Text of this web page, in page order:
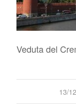
Veduta del
13//